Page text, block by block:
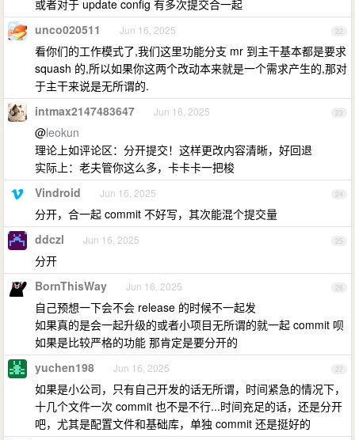
或者对于 update config 有多次提交合一起
22
unco020511 Jun 16, 2025
看你们的工作模式了,我们这里功能分支 mr 到主干基本都是要求
squash 的,所以如果你这两个改动本来就是一个需求产生的,那对
于主干来说是无所谓的.
23
intmax2147483647 Jun 16, 2025
@leokun
理论上如评论区：分开提交！这样更改内容清晰，好回退
实际上：老夫管你这么多，卡卡卡一把梭
24
Vindroid Jun 16, 2025
分开，合一起 commit 不好写，其次能混个提交量
25
ddczl Jun 16, 2025
分开
26
BornThisWay Jun 16, 2025
自己预想一下会不会 release 的时候不一起发
如果真的是会一起升级的或者小项目无所谓的就一起 commit 呗
如果是比较严格的功能 那肯定是要分开的
27
yuchen198 Jun 16, 2025
如果是小公司，只有自己开发的话无所谓，时间紧急的情况下，
十几个文件一次 commit 也不是不行...时间充足的话，还是分开
吧，尤其是配置文件和基础库，单独 commit 还是挺好的